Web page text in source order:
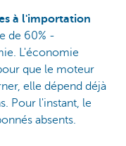
à l'importation
de 60% -
L'économie
que le moteur
elle dépend déjà
Pour l'instant, le
absents.